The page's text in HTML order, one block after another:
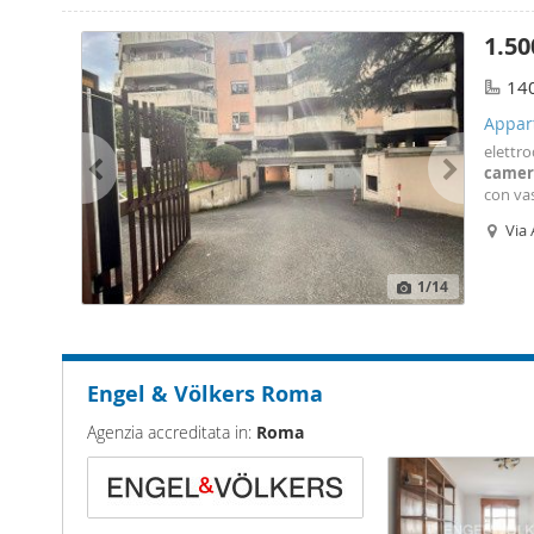
1/14
con
Via
Engel & Völkers Roma
Agenzia accreditata in: Roma